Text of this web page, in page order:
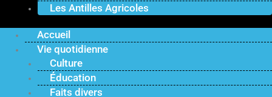
Les Antilles Agricoles
Accueil
Vie quotidienne
Culture
Éducation
Faits divers